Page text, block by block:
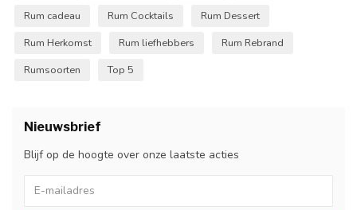
Rum cadeau
Rum Cocktails
Rum Dessert
Rum Herkomst
Rum liefhebbers
Rum Rebrand
Rumsoorten
Top 5
Nieuwsbrief
Blijf op de hoogte over onze laatste acties